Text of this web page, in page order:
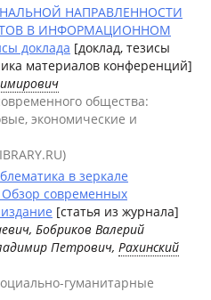
НАПРАВЛЕННОСТИ
В ИНФОРМАЦИОННОМ
доклада [доклад, тезисы
материалов конференций]
общества:
экономические и
в зеркале
современных
[статья из журнала]
Бобриков Валерий
Петрович, Рахинский
гуманитарные